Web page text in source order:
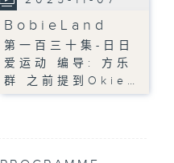
BobieLand
第一百三十集-日日
爱运动 编导: 方乐
群 之前提到Okie…